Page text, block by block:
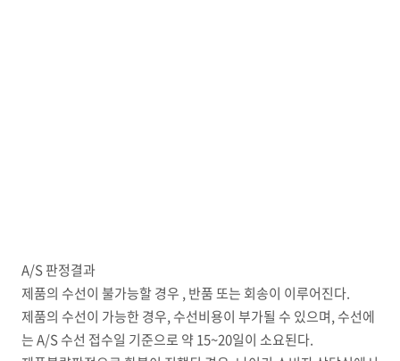
A/S 판정결과
제품의 수선이 불가능할 경우 , 반품 또는 회송이 이루어진다.
제품의 수선이 가능한 경우, 수선비용이 부가될 수 있으며, 수선에
는 A/S 수선 접수일 기준으로 약 15~20일이 소요된다.